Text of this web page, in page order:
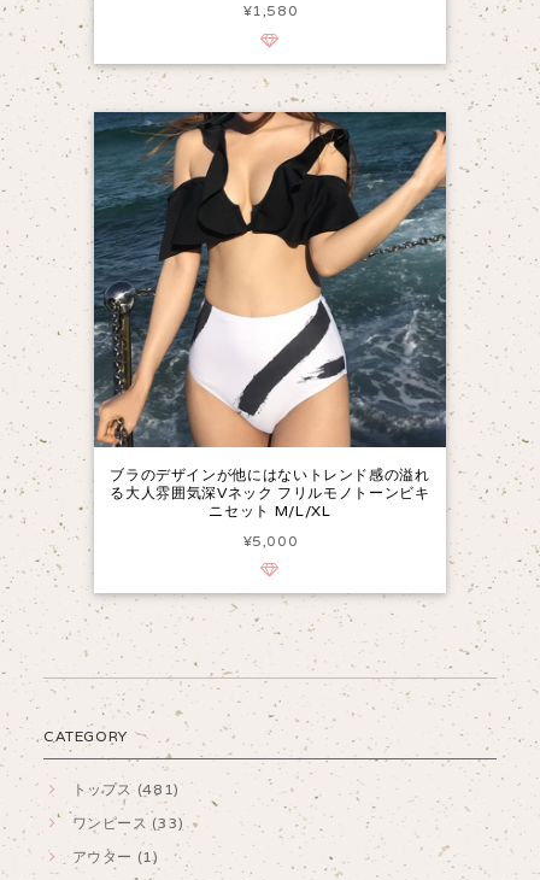
¥1,580
ブラのデザインが他にはないトレンド感の溢れ
る大人雰囲気深Vネック フリルモノトーンビキ
ニセット M/L/XL
¥5,000
CATEGORY
トップス (481)
ワンピース (33)
アウター (1)